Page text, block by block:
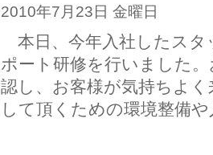
2010年7月23日 金曜日
本日、今年入社したスタ
ポート研修を行いました
認し、お客様が気持ちよ
して頂くための環境整備